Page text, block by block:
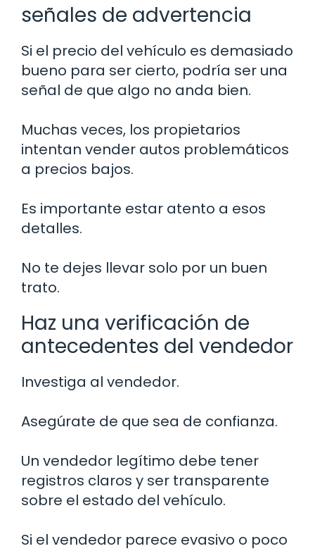
señales de advertencia
Si el precio del vehículo es demasiado
bueno para ser cierto, podría ser una
señal de que algo no anda bien.
Muchas veces, los propietarios
intentan vender autos problemáticos
a precios bajos.
Es importante estar atento a esos
detalles.
No te dejes llevar solo por un buen
trato.
Haz una verificación de
antecedentes del vendedor
Investiga al vendedor.
Asegúrate de que sea de confianza.
Un vendedor legítimo debe tener
registros claros y ser transparente
sobre el estado del vehículo.
Si el vendedor parece evasivo o poco